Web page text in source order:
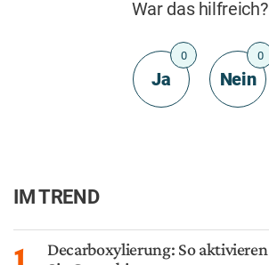
War das hilfreich?
Ja
0
Nein
0
IM TREND
Decarboxylierung: So aktivieren